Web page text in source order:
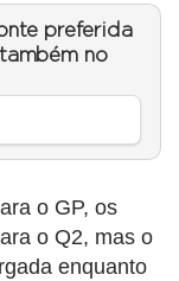
preferida
no
o GP, os
o Q2, mas o
enquanto